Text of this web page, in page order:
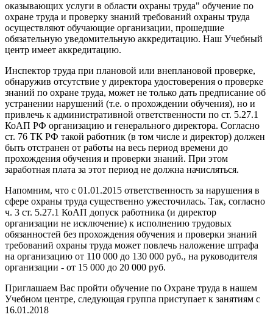
оказывающих услуги в области охраны труда" обучение по
охране труда и проверку знаний требований охраны труда
осуществляют обучающие организации, прошедшие
обязательную уведомительную аккредитацию. Наш Учебный
центр имеет аккредитацию.
Инспектор труда при плановой или внеплановой проверке,
обнаружив отсутствие у директора удостоверения о проверке
знаний по охране труда, может не только дать предписание об
устранении нарушений (т.е. о прохождении обучения), но и
привлечь к административной ответственности по ст. 5.27.1
КоАП РФ организацию и генерального директора. Согласно
ст. 76 ТК РФ такой работник (в том числе и директор) должен
быть отстранен от работы на весь период времени до
прохождения обучения и проверки знаний. При этом
заработная плата за этот период не должна начисляться.
Напомним, что с 01.01.2015 ответственность за нарушения в
сфере охраны труда существенно ужесточилась. Так, согласно
ч. 3 ст. 5.27.1 КоАП допуск работника (и директор
организации не исключение) к исполнению трудовых
обязанностей без прохождения обучения и проверки знаний
требований охраны труда может повлечь наложение штрафа
на организацию от 110 000 до 130 000 руб., на руководителя
организации - от 15 000 до 20 000 руб.
Приглашаем Вас пройти обучение по Охране труда в нашем
Учебном центре, следующая группа приступает к занятиям с
16.01.2018